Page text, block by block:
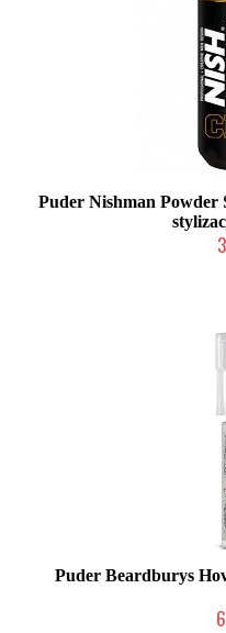
Puder Nishman Powder
Puder Beardburys